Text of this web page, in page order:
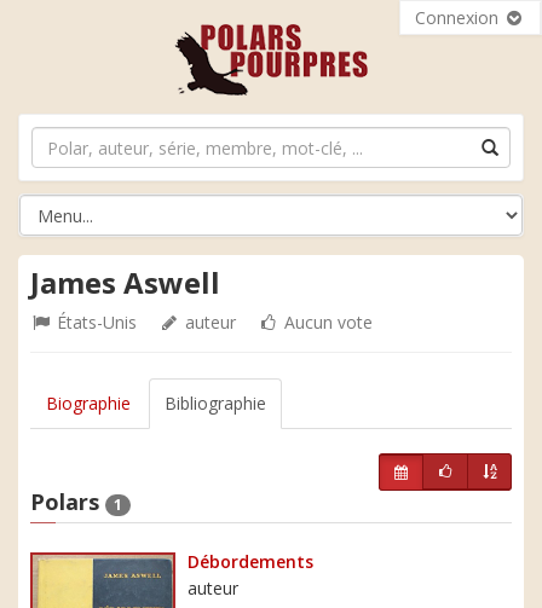
Connexion
James Aswell
États-Unis auteur Aucun vote
Biographie Bibliographie
Polars 1
Débordements
auteur